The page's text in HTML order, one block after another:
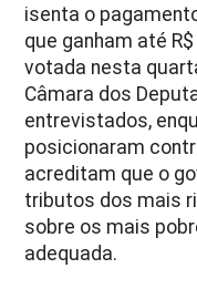
isenta o
que ganham até
votada nesta
Câmara dos
entrevistados,
posicionaram
acreditam que o
tributos dos mais
sobre os mais
adequada.